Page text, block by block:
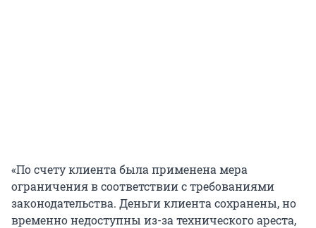
«По счету клиента была применена мера
ограничения в соответствии с требованиями
законодательства. Деньги клиента сохранены, но
временно недоступны из-за технического ареста,